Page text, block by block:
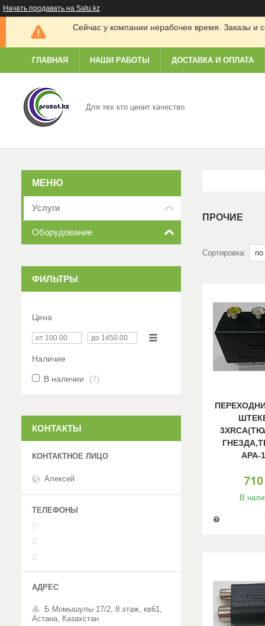
Начать продавать на Satu.kz
Сейчас у компании нерабочее время. Заказы и
ГЛАВНАЯ НАШИ РАБОТЫ ДОСТАВКА И ОПЛАТА
Для тех кто ценит качество
ПРОЧИЕ
АРА-
В
Услуги
Оборудование
ФИЛЬТРЫ
Цена
Наличие
В наличии 7
КОНТАКТЫ
Алексей
Б.Момышулы 17/2, 8 этаж, кв61,
Астана, Казахстан